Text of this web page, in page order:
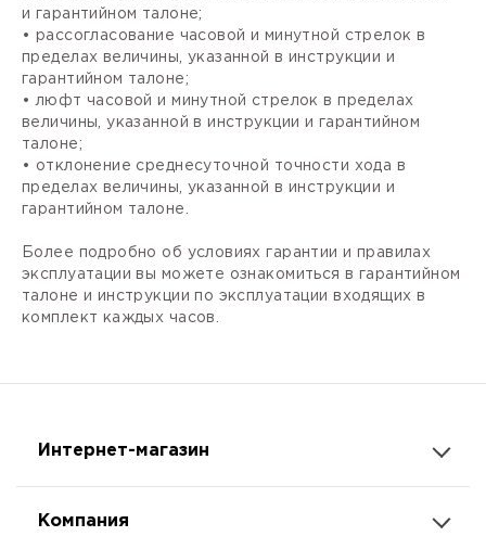
и гарантийном талоне;
• рассогласование часовой и минутной стрелок в
пределах величины, указанной в инструкции и
гарантийном талоне;
• люфт часовой и минутной стрелок в пределах
величины, указанной в инструкции и гарантийном
талоне;
• отклонение среднесуточной точности хода в
пределах величины, указанной в инструкции и
гарантийном талоне.
Более подробно об условиях гарантии и правилах
эксплуатации вы можете ознакомиться в гарантийном
талоне и инструкции по эксплуатации входящих в
комплект каждых часов.
Интернет-магазин
Компания